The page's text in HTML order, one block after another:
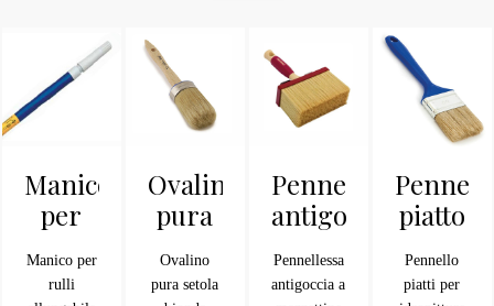
Manico
per
rulli
Manico per
rulli
Ovalino
pura
setola
bionda
Ovalino
pura setola
Pennellessa
antigoccia
a
mazzettine
Pennellessa
antigoccia a
piatto
Pennello
piatti per